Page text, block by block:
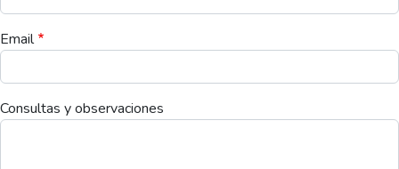
Email
Consultas y observaciones